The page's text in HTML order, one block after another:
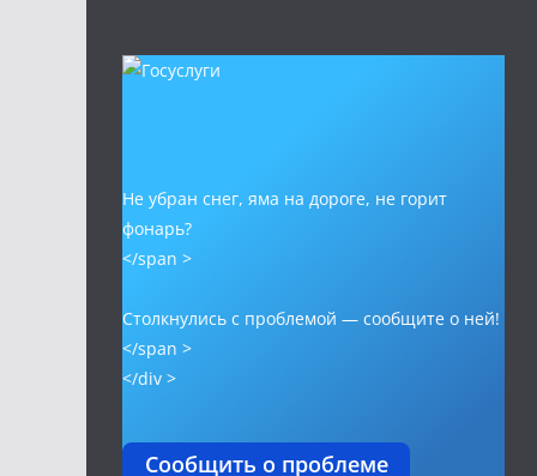
Не убран снег, яма на дороге, не горит
фонарь?
</span >
Столкнулись с проблемой — сообщите о ней!
</span >
</div >
Сообщить о проблеме